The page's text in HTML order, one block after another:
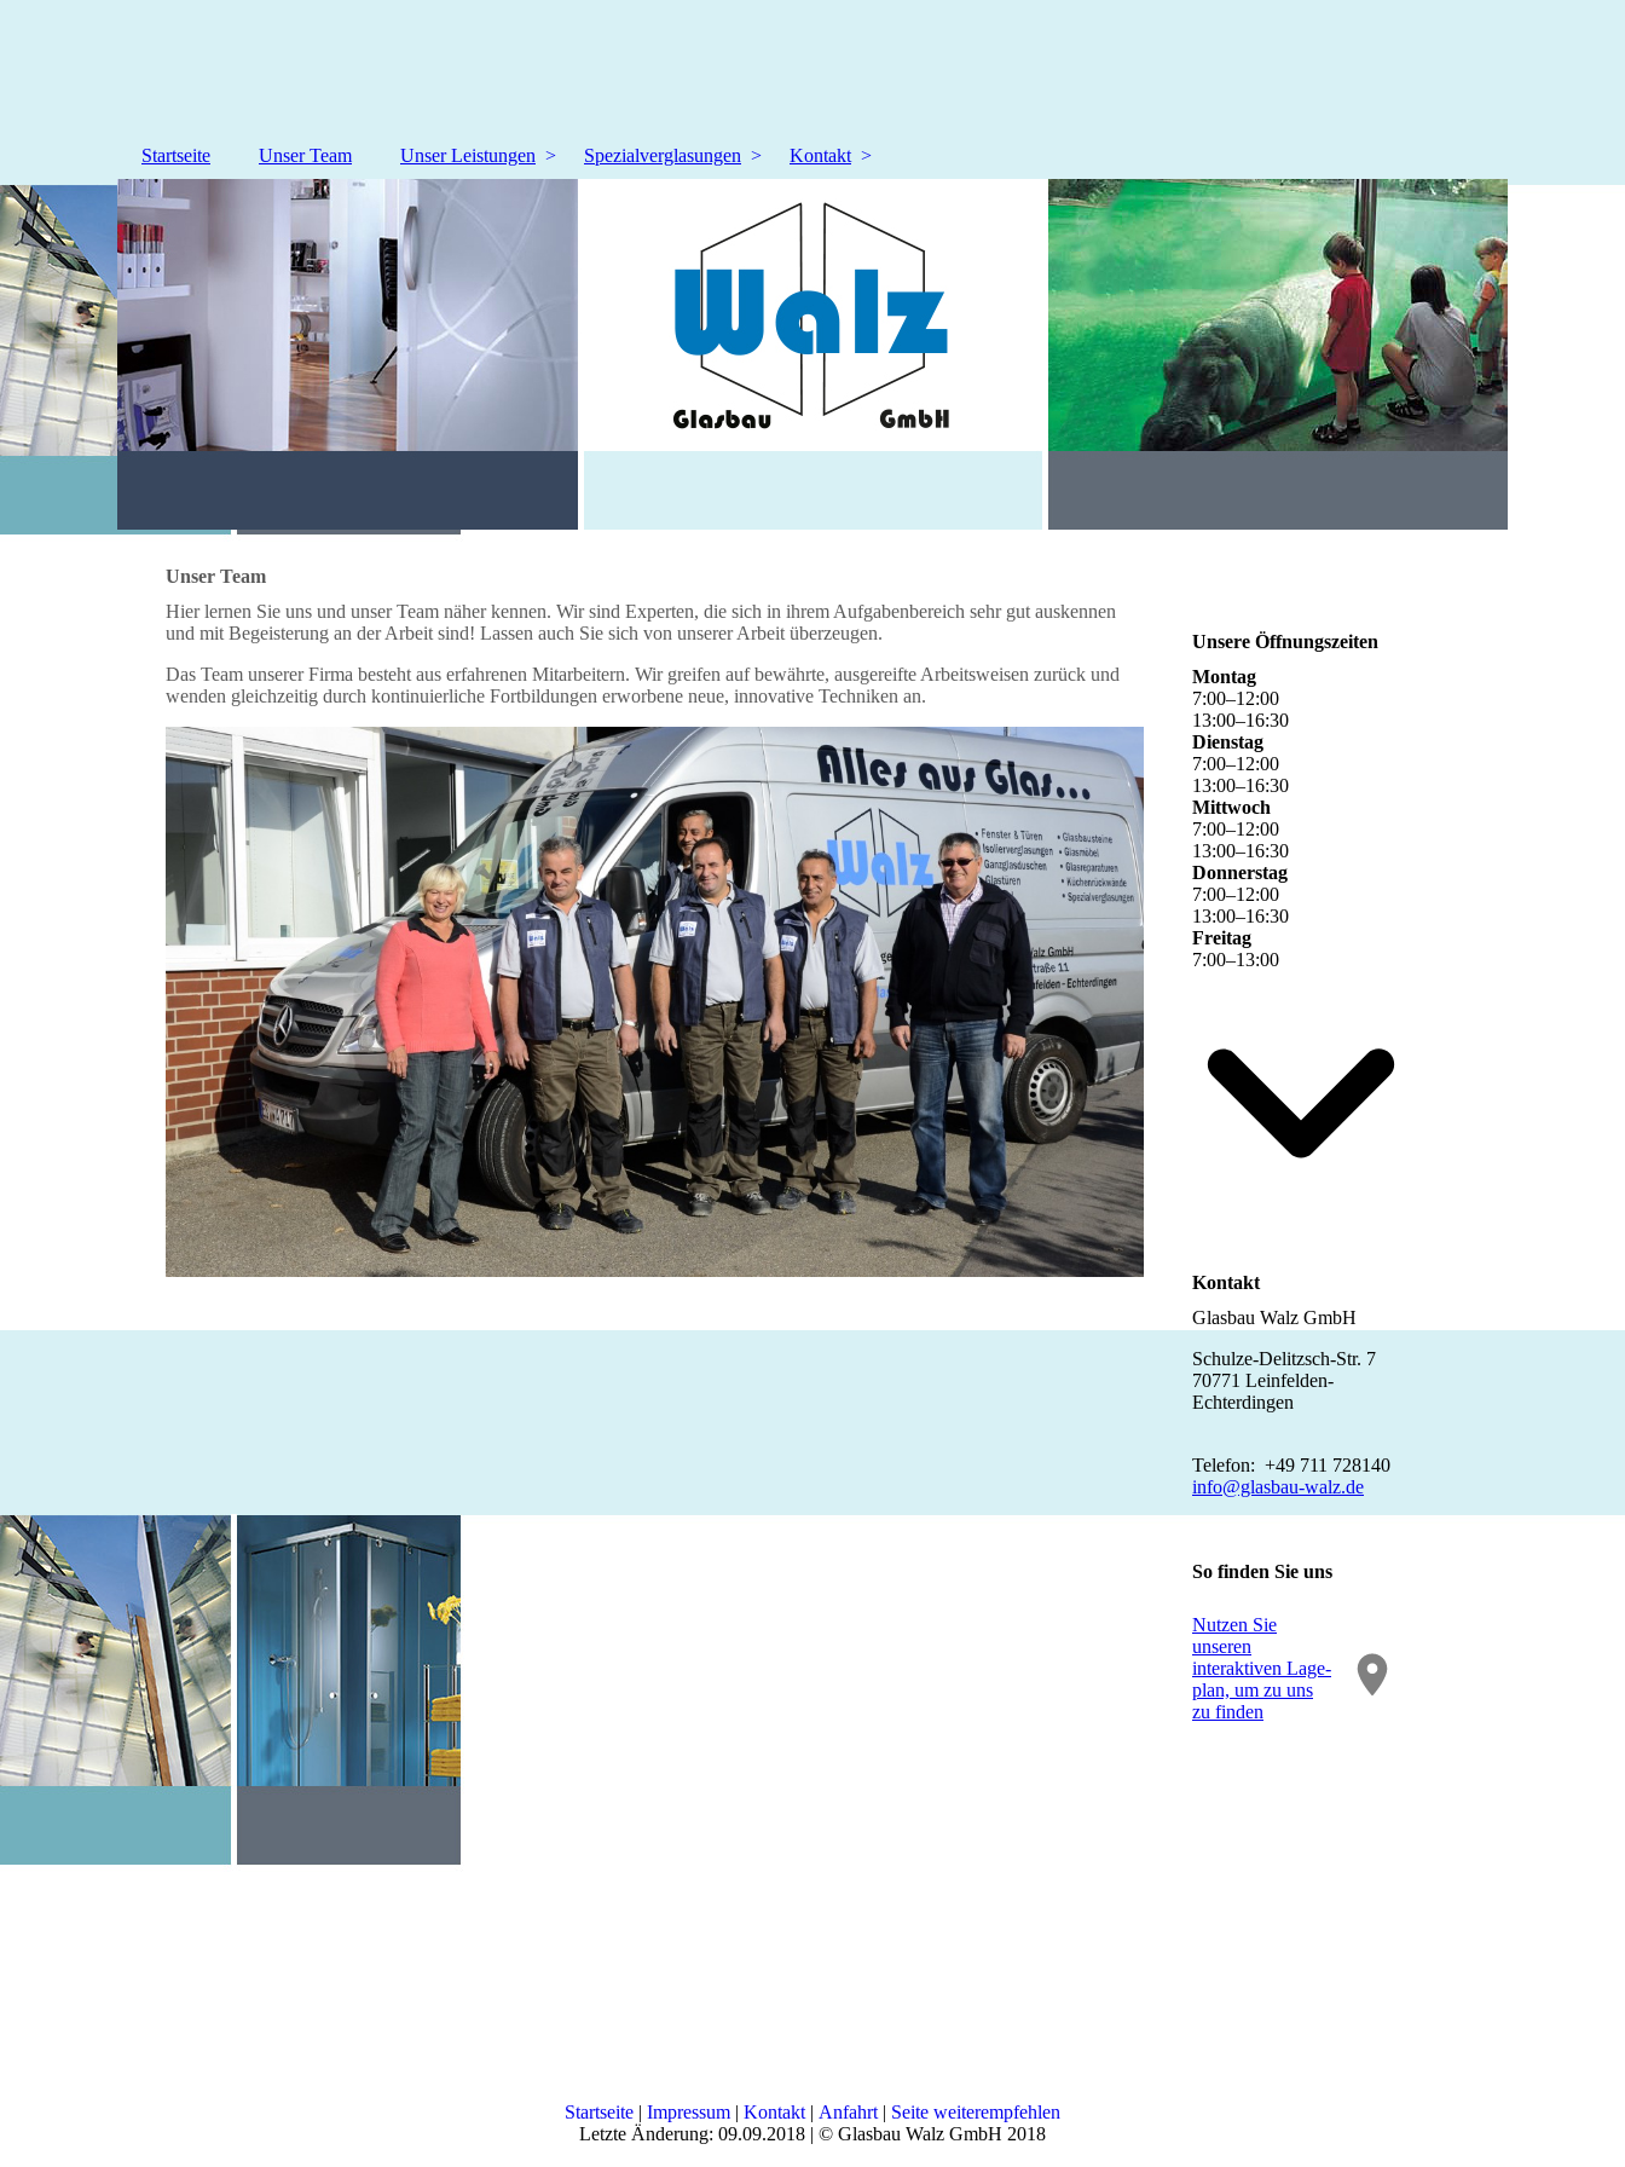
Startseite Unser Team Unser Leistungen Spezialverglasungen Kontakt
Unser Team
Hier lernen Sie uns und unser Team näher kennen. Wir sind Experten, die sich in ihrem Aufgabenbereich sehr gut auskennen
und mit Begeisterung an der Arbeit sind! Lassen auch Sie sich von unserer Arbeit überzeugen.
Das Team unserer Firma besteht aus erfahrenen Mitarbeitern. Wir greifen auf bewährte, ausgereifte Arbeitsweisen zurück und
wenden gleichzeitig durch kontinuierliche Fortbildungen erworbene neue, innovative Techniken an.
Unsere Öffnungszeiten
Montag
7:00–12:00
13:00–16:30
Dienstag
7:00–12:00
13:00–16:30
Mittwoch
7:00–12:00
13:00–16:30
Donnerstag
7:00–12:00
13:00–16:30
Freitag
7:00–13:00
Kontakt
Glasbau Walz GmbH
Schulze-Delitzsch-Str. 7
70771 Leinfelden-
Echterdingen
Telefon: +49 711 728140
info@glasbau-walz.de
So finden Sie uns
Nutzen Sie
unseren
interaktiven La­ge­
plan, um zu uns
zu finden
Startseite | Impressum | Kontakt | Anfahrt | Seite weiterempfehlen
Letzte Änderung: 09.09.2018 | © Glasbau Walz GmbH 2018